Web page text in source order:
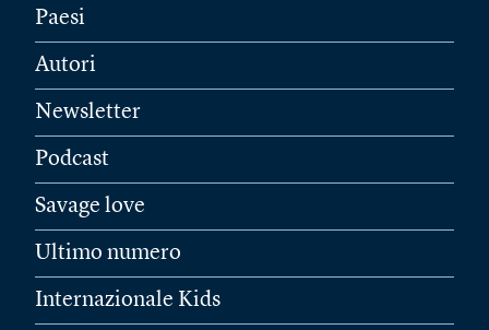
Paesi
Autori
Newsletter
Podcast
Savage love
Ultimo numero
Internazionale Kids